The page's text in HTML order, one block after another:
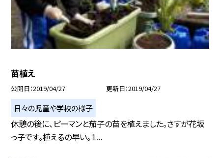
苗植え
公開日 2019/04/27 更新日 2019/04/27
日々の児童や学校の様子
休憩の後に、ピーマンと茄子の苗を植えました。さすが花坂
っ子です。植えるの早い。１...